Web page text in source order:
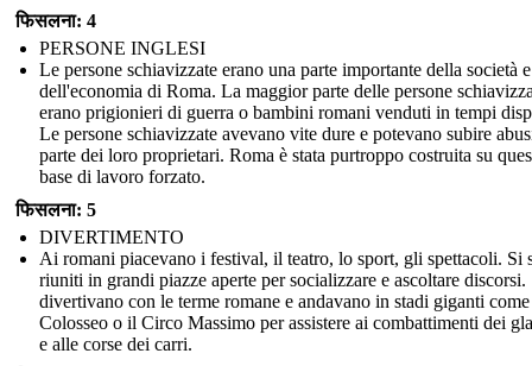
फिसलना: 4
PERSONE INGLESI
Le persone schiavizzate erano una parte importante della società e
dell'economia di Roma. La maggior parte delle persone
erano prigionieri di guerra o bambini romani venduti in tempi
Le persone schiavizzate avevano vite dure e potevano subire
parte dei loro proprietari. Roma è stata purtroppo costruita su
base di lavoro forzato.
फिसलना: 5
DIVERTIMENTO
Ai romani piacevano i festival, il teatro, lo sport, gli spettacoli. Si
riuniti in grandi piazze aperte per socializzare e ascoltare discorsi.
divertivano con le terme romane e andavano in stadi giganti
Colosseo o il Circo Massimo per assistere ai combattimenti dei
e alle corse dei carri.